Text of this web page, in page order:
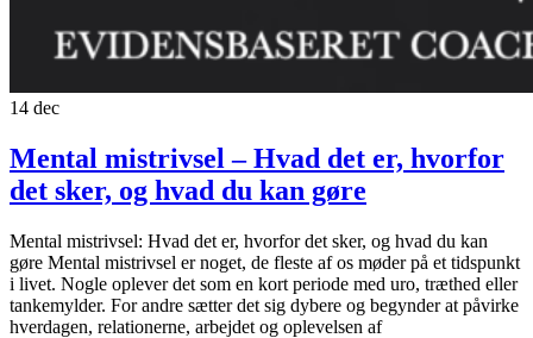
14 dec
Mental mistrivsel – Hvad det er, hvorfor
det sker, og hvad du kan gøre
Mental mistrivsel: Hvad det er, hvorfor det sker, og hvad du kan
gøre Mental mistrivsel er noget, de fleste af os møder på et tidspunkt
i livet. Nogle oplever det som en kort periode med uro, træthed eller
tankemylder. For andre sætter det sig dybere og begynder at påvirke
hverdagen, relationerne, arbejdet og oplevelsen af